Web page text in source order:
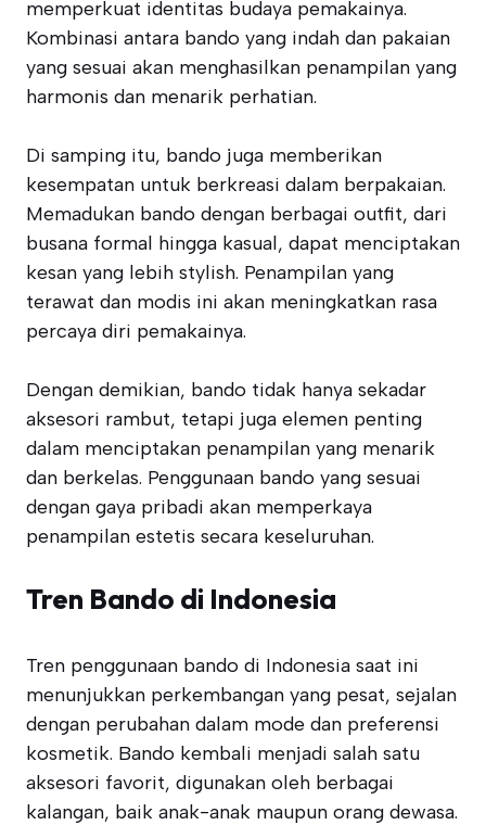
memperkuat identitas budaya pemakainya.
Kombinasi antara bando yang indah dan pakaian
yang sesuai akan menghasilkan penampilan yang
harmonis dan menarik perhatian.
Di samping itu, bando juga memberikan
kesempatan untuk berkreasi dalam berpakaian.
Memadukan bando dengan berbagai outfit, dari
busana formal hingga kasual, dapat menciptakan
kesan yang lebih stylish. Penampilan yang
terawat dan modis ini akan meningkatkan rasa
percaya diri pemakainya.
Dengan demikian, bando tidak hanya sekadar
aksesori rambut, tetapi juga elemen penting
dalam menciptakan penampilan yang menarik
dan berkelas. Penggunaan bando yang sesuai
dengan gaya pribadi akan memperkaya
penampilan estetis secara keseluruhan.
Tren Bando di Indonesia
Tren penggunaan bando di Indonesia saat ini
menunjukkan perkembangan yang pesat, sejalan
dengan perubahan dalam mode dan preferensi
kosmetik. Bando kembali menjadi salah satu
aksesori favorit, digunakan oleh berbagai
kalangan, baik anak-anak maupun orang dewasa.